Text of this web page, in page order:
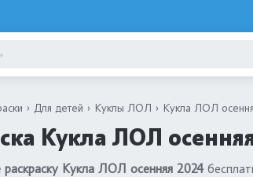
Для детей Куклы ЛОЛ Кукла ЛОЛ
Кукла ЛОЛ
раскраску Кукла ЛОЛ осенняя 2024